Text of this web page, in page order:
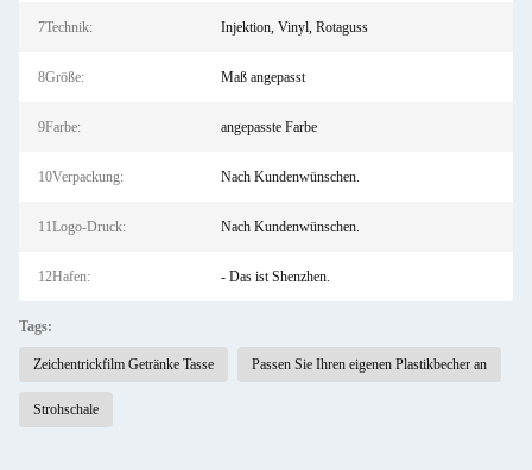
7Technik: Injektion, Vinyl, Rotaguss
8Größe: Maß angepasst
9Farbe: angepasste Farbe
10Verpackung: Nach Kundenwünschen.
11Logo-Druck: Nach Kundenwünschen.
12Hafen: - Das ist Shenzhen.
Tags:
Zeichentrickfilm Getränke Tasse Passen Sie Ihren eigenen Plastikbecher an
Strohschale